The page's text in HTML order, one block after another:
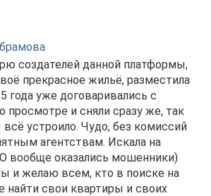
создателей данной платформы,
прекрасное жильё, разместила
года уже договаривались с
просмотре и сняли сразу же, так
устроило. Чудо, без комиссий
агентствам. Искала на
вообще оказались мошенники)
и желаю всем, кто в поиске на
найти свои квартиры и своих